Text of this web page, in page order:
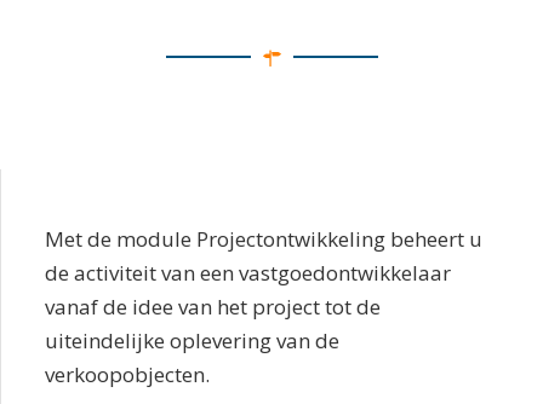
Met de module Projectontwikkeling beheert u
de activiteit van een vastgoedontwikkelaar
vanaf de idee van het project tot de
uiteindelijke oplevering van de
verkoopobjecten.